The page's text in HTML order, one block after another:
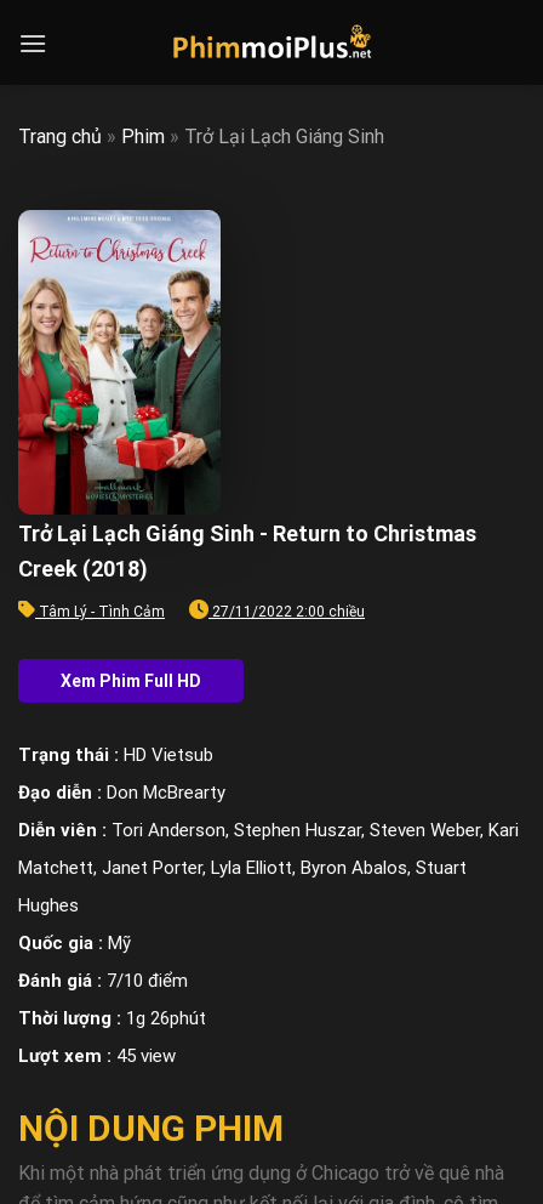
Trang chủ » Phim » Trở Lại Lạch Giáng Sinh
Trở Lại Lạch Giáng Sinh - Return to Christmas
Creek (2018)
Tâm Lý - Tình Cảm 27/11/2022 2:00 chiều
Trạng thái : HD Vietsub
Đạo diễn : Don McBrearty
Diễn viên : Tori Anderson, Stephen Huszar, Steven Weber, Kari
Matchett, Janet Porter, Lyla Elliott, Byron Abalos, Stuart
Hughes
Quốc gia : Mỹ
Đánh giá : 7/10 điểm
Thời lượng : 1g 26phút
Lượt xem : 45 view
NỘI DUNG PHIM
Khi một nhà phát triển ứng dụng ở Chicago trở về quê nhà